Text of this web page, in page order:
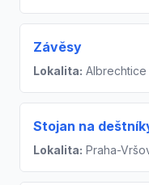
Závěsy
Lokalita: Albrechtice
Stojan na
Lokalita: Praha-